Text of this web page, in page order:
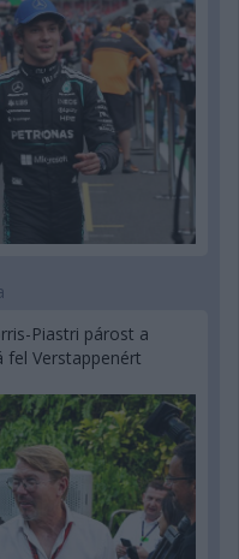
Piastri párost a
fel Verstappenért